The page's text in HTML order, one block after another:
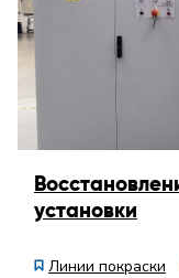
установки
Линии покраски